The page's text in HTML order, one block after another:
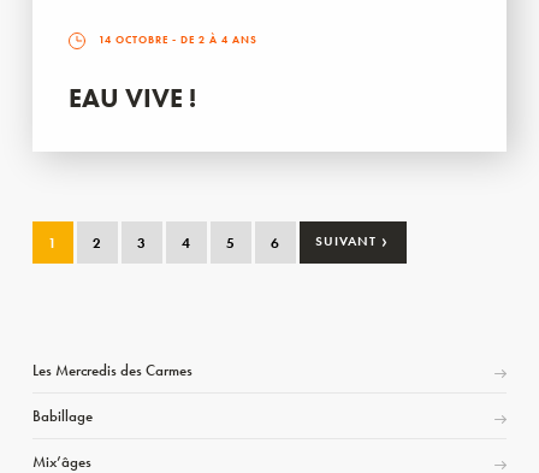
14 OCTOBRE - DE 2 À 4 ANS
EAU VIVE !
1 2 3 4 5 6 SUIVANT ›
Les Mercredis des Carmes
Babillage
Mix’âges